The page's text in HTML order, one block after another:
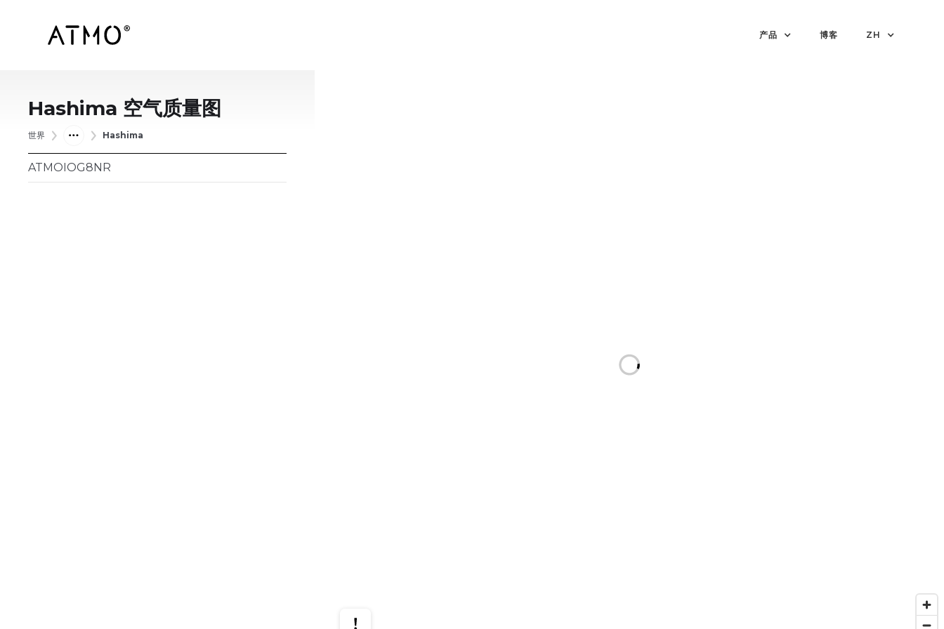
产品 博客 ZH
Hashima 空气质量图
世界 Hashima
ATMOIOG8NR